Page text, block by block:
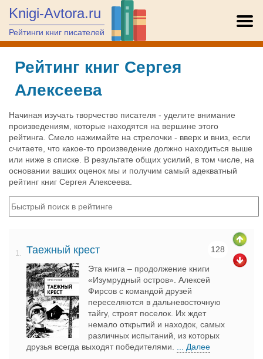
Knigi-Avtora.ru
Рейтинги книг писателей
Рейтинг книг Сергея
Алексеева
Начиная изучать творчество писателя - уделите внимание
произведениям, которые находятся на вершине этого
рейтинга. Смело нажимайте на стрелочки - вверх и вниз, если
считаете, что какое-то произведение должно находиться выше
или ниже в списке. В результате общих усилий, в том числе, на
основании ваших оценок мы и получим самый адекватный
рейтинг книг Сергея Алексеева.
1. Таежный крест 128
Эта книга – продолжение книги
«Изумрудный остров». Алексей
Фирсов с командой друзей
переселяются в дальневосточную
тайгу, строят поселок. Их ждет
немало открытий и находок, самых
различных испытаний, из которых
друзья всегда выходят победителями.
... Далее